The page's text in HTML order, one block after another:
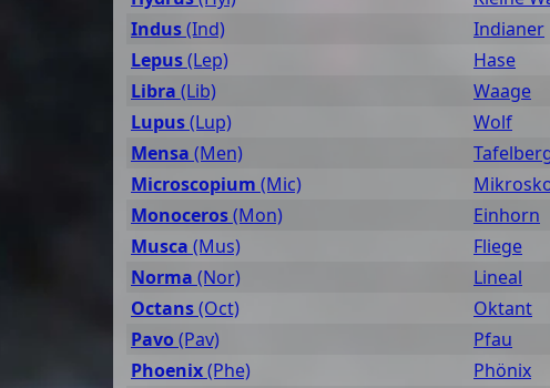
Indus(Ind) Indianer
Lepus(Lep) Hase
Libra (Lib) Waage
Lupus(Lup) Wolf
Mensa (Men)
Microscopium (Mic)
Monoceros(Mon) Einhorn
Musca (Mus) Fliege
Norma (Nor) Lineal
Octans(Oct) Oktant
Pavo(Pav) Pfau
Phoenix(Phe) Phönix